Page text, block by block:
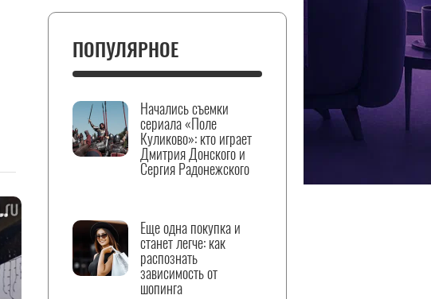
ПОПУЛЯРНОЕ
Начались съемки
сериала «Поле
Куликово»: кто играет
Дмитрия Донского и
Сергия Радонежского
Еще одна покупка и
станет легче: как
распознать
зависимость от
шопинга